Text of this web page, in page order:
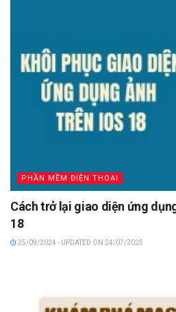
PHẦN MỀM ĐIỆN THOẠI
Cách trở lại giao diện ứng
18
25/09/2024 - UPDATED ON 24/07/2025